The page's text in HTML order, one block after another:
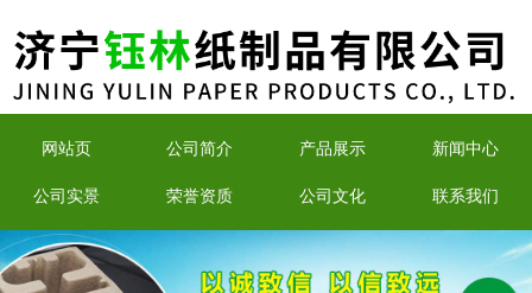
网站页 公司简介 产品展示 新闻中心
公司实景 荣誉资质 公司文化 联系我们